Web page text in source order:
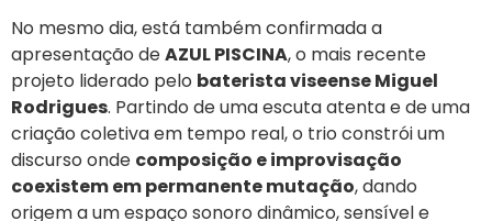
No mesmo dia, está também confirmada a
apresentação deAZUL PISCINA, o mais recente
projeto liderado pelo baterista viseense Miguel
Rodrigues. Partindo de uma escuta atenta e de uma
criação coletiva em tempo real, o trio constrói um
discurso onde composição e improvisação
coexistem em permanente mutação, dando
origem a um espaço sonoro dinâmico, sensível e